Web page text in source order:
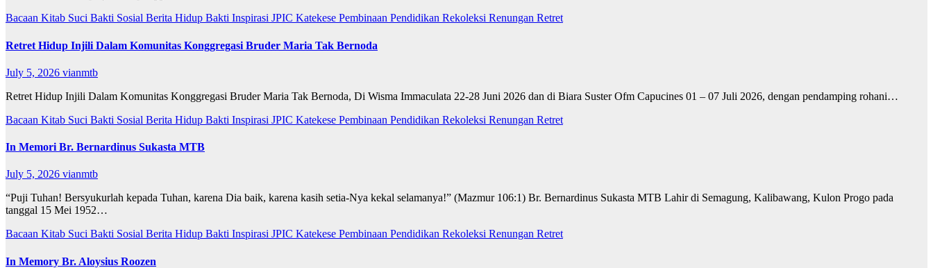
Bacaan Kitab Suci Bakti Sosial Berita Hidup Bakti Inspirasi JPIC Katekese Pembinaan Pendidikan Rekoleksi Renungan Retret
Retret Hidup Injili Dalam Komunitas Konggregasi Bruder Maria Tak Bernoda
July 5, 2026 vianmtb
Retret Hidup Injili Dalam Komunitas Konggregasi Bruder Maria Tak Bernoda, Di Wisma Immaculata 22-28 Juni 2026 dan di Biara Suster Ofm Capucines 01 – 07 Juli 2026, dengan pendamping rohani…
Bacaan Kitab Suci Bakti Sosial Berita Hidup Bakti Inspirasi JPIC Katekese Pembinaan Pendidikan Rekoleksi Renungan Retret
In Memori Br. Bernardinus Sukasta MTB
July 5, 2026 vianmtb
“Puji Tuhan! Bersyukurlah kepada Tuhan, karena Dia baik, karena kasih setia-Nya kekal selamanya!” (Mazmur 106:1) Br. Bernardinus Sukasta MTB Lahir di Semagung, Kalibawang, Kulon Progo pada
tanggal 15 Mei 1952…
Bacaan Kitab Suci Bakti Sosial Berita Hidup Bakti Inspirasi JPIC Katekese Pembinaan Pendidikan Rekoleksi Renungan Retret
In Memory Br. Aloysius Roozen